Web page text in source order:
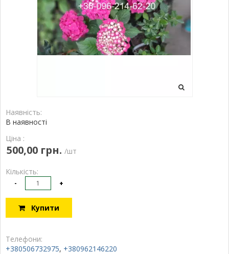
Наявність:
В наявності
Ціна :
500,00 грн. /шт
Кількість:
- +
Купити
Телефони:
+380506732975, +380962146220